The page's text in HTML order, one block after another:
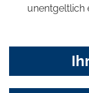
unentgeltlich